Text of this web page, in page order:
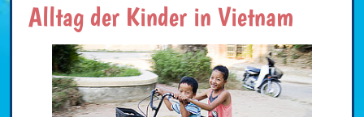
Alltag der Kinder in Vietnam